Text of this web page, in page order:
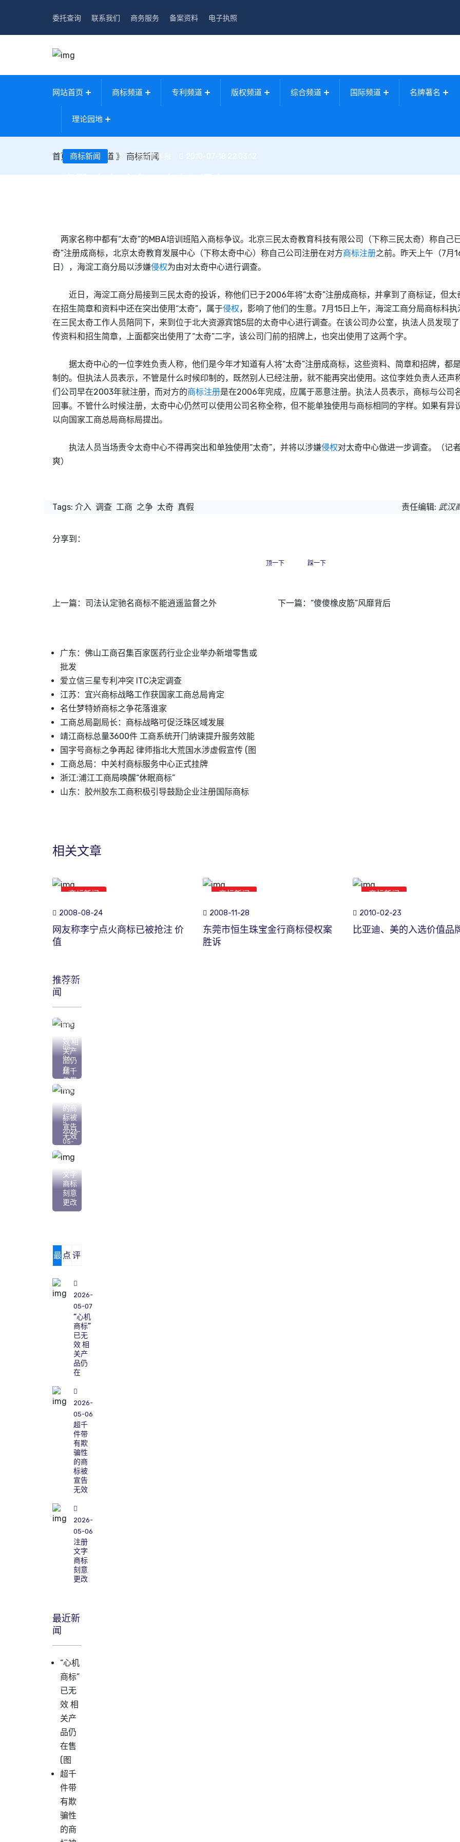
委托查询 联系我们 商务服务 备案资料 电子执照
网站首页 商标频道 专利频道 版权频道 综合频道 国际频道 名牌著名
理论园地
首页 》商标频道 》 商标新闻
商标新闻 北京青年报 2010-07-18 22:03:12
两家名称中都有“太奇”的MBA培训班陷入商标争议。北京三民太奇教育科技有限公司（下称三民太奇）称自己
奇”注册成商标，北京太奇教育发展中心（下称太奇中心）称自己公司注册在对方商标注册之前。昨天上午（7月
日），海淀工商分局以涉嫌侵权为由对太奇中心进行调查。
近日，海淀工商分局接到三民太奇的投诉，称他们已于2006年将“太奇”注册成商标，并拿到了商标证，但太
在招生简章和资料中还在突出使用“太奇”，属于侵权，影响了他们的生意。7月15日上午，海淀工商分局商标科执
在三民太奇工作人员陪同下，来到位于北大资源宾馆5层的太奇中心进行调查。在该公司办公室，执法人员发现
传资料和招生简章，上面都突出使用了“太奇”二字，该公司门前的招牌上，也突出使用了这两个字。
据太奇中心的一位李姓负责人称，他们是今年才知道有人将“太奇”注册成商标，这些资料、简章和招牌，都
制的。但执法人员表示，不管是什么时候印制的，既然别人已经注册，就不能再突出使用。这位李姓负责人还声
们公司早在2003年就注册，而对方的商标注册是在2006年完成，应属于恶意注册。执法人员表示，商标与公司
回事。不管什么时候注册，太奇中心仍然可以使用公司名称全称，但不能单独使用与商标相同的字样。如果有异
以向国家工商总局商标局提出。
执法人员当场责令太奇中心不得再突出和单独使用“太奇”，并将以涉嫌侵权对太奇中心做进一步调查。（记
爽）
Tags: 介入 调查 工商 之争 太奇 真假 责任编辑: 武汉
分享到：
顶一下 踩一下
上一篇： 司法认定驰名商标不能逍遥监督之外 下一篇： “傻傻橡皮筋”风靡背后
广东：佛山工商召集百家医药行业企业举办新增零售或
批发
爱立信三星专利冲突 ITC决定调查
江苏：宜兴商标战略工作获国家工商总局肯定
名仕梦特娇商标之争花落谁家
工商总局副局长：商标战略可促泛珠区域发展
靖江商标总量3600件 工商系统开门纳谏提升服务效能
国字号商标之争再起 律师指北大荒国水涉虚假宣传 (图
工商总局：中关村商标服务中心正式挂牌
浙江:浦江工商局唤醒“休眠商标”
山东：胶州胶东工商积极引导鼓励企业注册国际商标
相关文章
商标新闻
2008-08-24
网友称李宁点火商标已被抢注 价
值
商标新闻
2008-11-28
东莞市恒生珠宝金行商标侵权案
胜诉
商标新闻
2010-02-23
比亚迪、美的入选价值品
推荐新
闻
2026-
商标”
效 相
关产
品仍
在
05-
06
超千
件带
有欺
的商
标被
宣告
无效
2026-
05-
文字
商标
刻意
更改
最 点 评
2026-
05-07
“心机
商标”
已无
效 相
关产
品仍
在
2026-
05-06
超千
件带
有欺
骗性
的商
标被
宣告
无效
2026-
05-06
注册
文字
商标
刻意
更改
最近新
闻
“心机
商标”
已无
效 相
关产
品仍
在售
(图
超千
件带
有欺
骗性
的商